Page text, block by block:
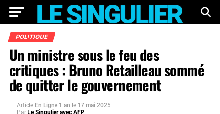
POLITIQUE
Un ministre sous le feu des
critiques : Bruno Retailleau sommé
de quitter le gouvernement
Article En Ligne 1 an le 17 mai 2025
Par Le Singulier avec AFP